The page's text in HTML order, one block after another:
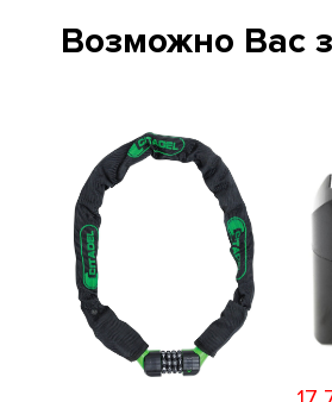
Возможно Вас